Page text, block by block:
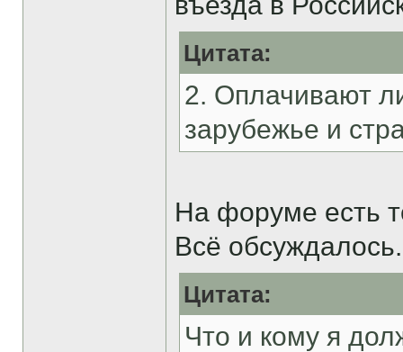
Цитата:
2. Оплачивают
зарубежье и
На форуме есть
Всё обсуждалось.
Цитата:
Что и кому я